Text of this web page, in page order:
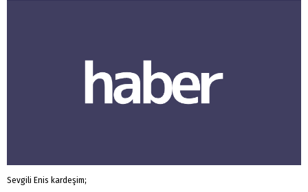
Sevgili Enis kardeşim;